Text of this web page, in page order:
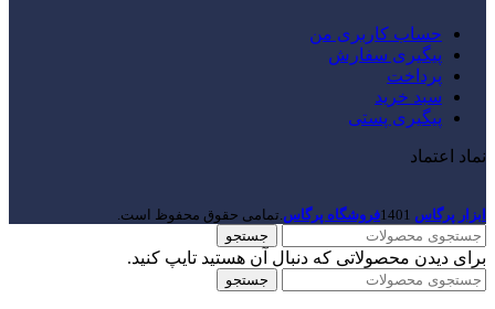
حساب کاربری من
پیگیری سفارش
پرداخت
سبد خرید
پیگیری پستی
نماد اعتماد
ابزار پرگاس 1401فروشگاه پرگاس.تمامی حقوق محفوظ است.
جستجو
برای دیدن محصولاتی که دنبال آن هستید تایپ کنید.
جستجو